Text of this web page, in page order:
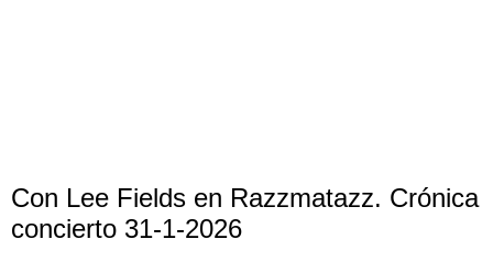
Con Lee Fields en Razzmatazz. Crónica
concierto 31-1-2026